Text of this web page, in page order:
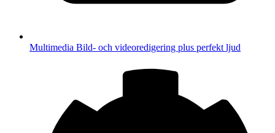
Multimedia Bild- och videoredigering plus perfekt ljud